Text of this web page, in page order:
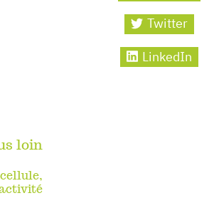
Twitter
LinkedIn
loin